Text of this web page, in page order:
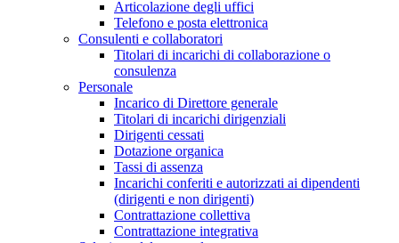
Articolazione degli uffici
Telefono e posta elettronica
Consulenti e collaboratori
Titolari di incarichi di collaborazione o
consulenza
Personale
Incarico di Direttore generale
Titolari di incarichi dirigenziali
Dirigenti cessati
Dotazione organica
Tassi di assenza
Incarichi conferiti e autorizzati ai dipendenti
(dirigenti e non dirigenti)
Contrattazione collettiva
Contrattazione integrativa